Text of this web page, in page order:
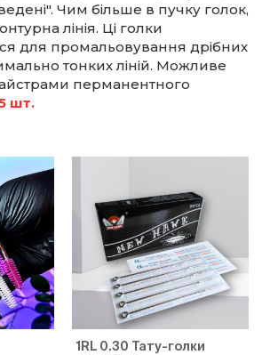
Чим більше в пучку голок,
лінія. Ці голки
для промальовування дрібних
тонких ліній. Можливе
перманентного
шт.
1RL 0.30 Тату-голки